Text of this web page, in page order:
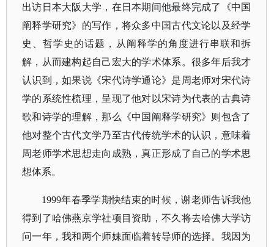
出访日本大阪大学，在日本期间他最终完成了《中国
阐释学研究》的写作，将众多中国古代文论以及经学
史、哲学史的话题，从阐释学的角度进行串联和拆
解，从而建构起自己宏大的学术体系。很多年后我才
认识到，如果说《宋代诗学通论》是周老师对宋代诗
学的系统性梳理，呈现了他对以宋诗为代表的古典诗
歌和诗学的理解，那么《中国阐释学研究》则包含了
他对整个古代文学乃至古代传统学术的认识，意味着
周老师学术思想走向成熟，真正形成了自己的学术思
想体系。
1999年春季学期快结束的时候，谢老师告诉我他
得到了哈佛燕京学社项目资助，不久将去哈佛大学访
问一年，我和两个师妹面临着转导师的选择。我因为